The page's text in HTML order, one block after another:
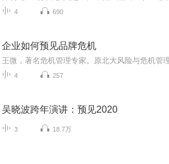
4 690
企业如何预见品牌危机
4 257
吴晓波跨年演讲：预见2020
3 18.7万